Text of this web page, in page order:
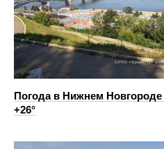
Погода в Нижнем Новгороде
+26°